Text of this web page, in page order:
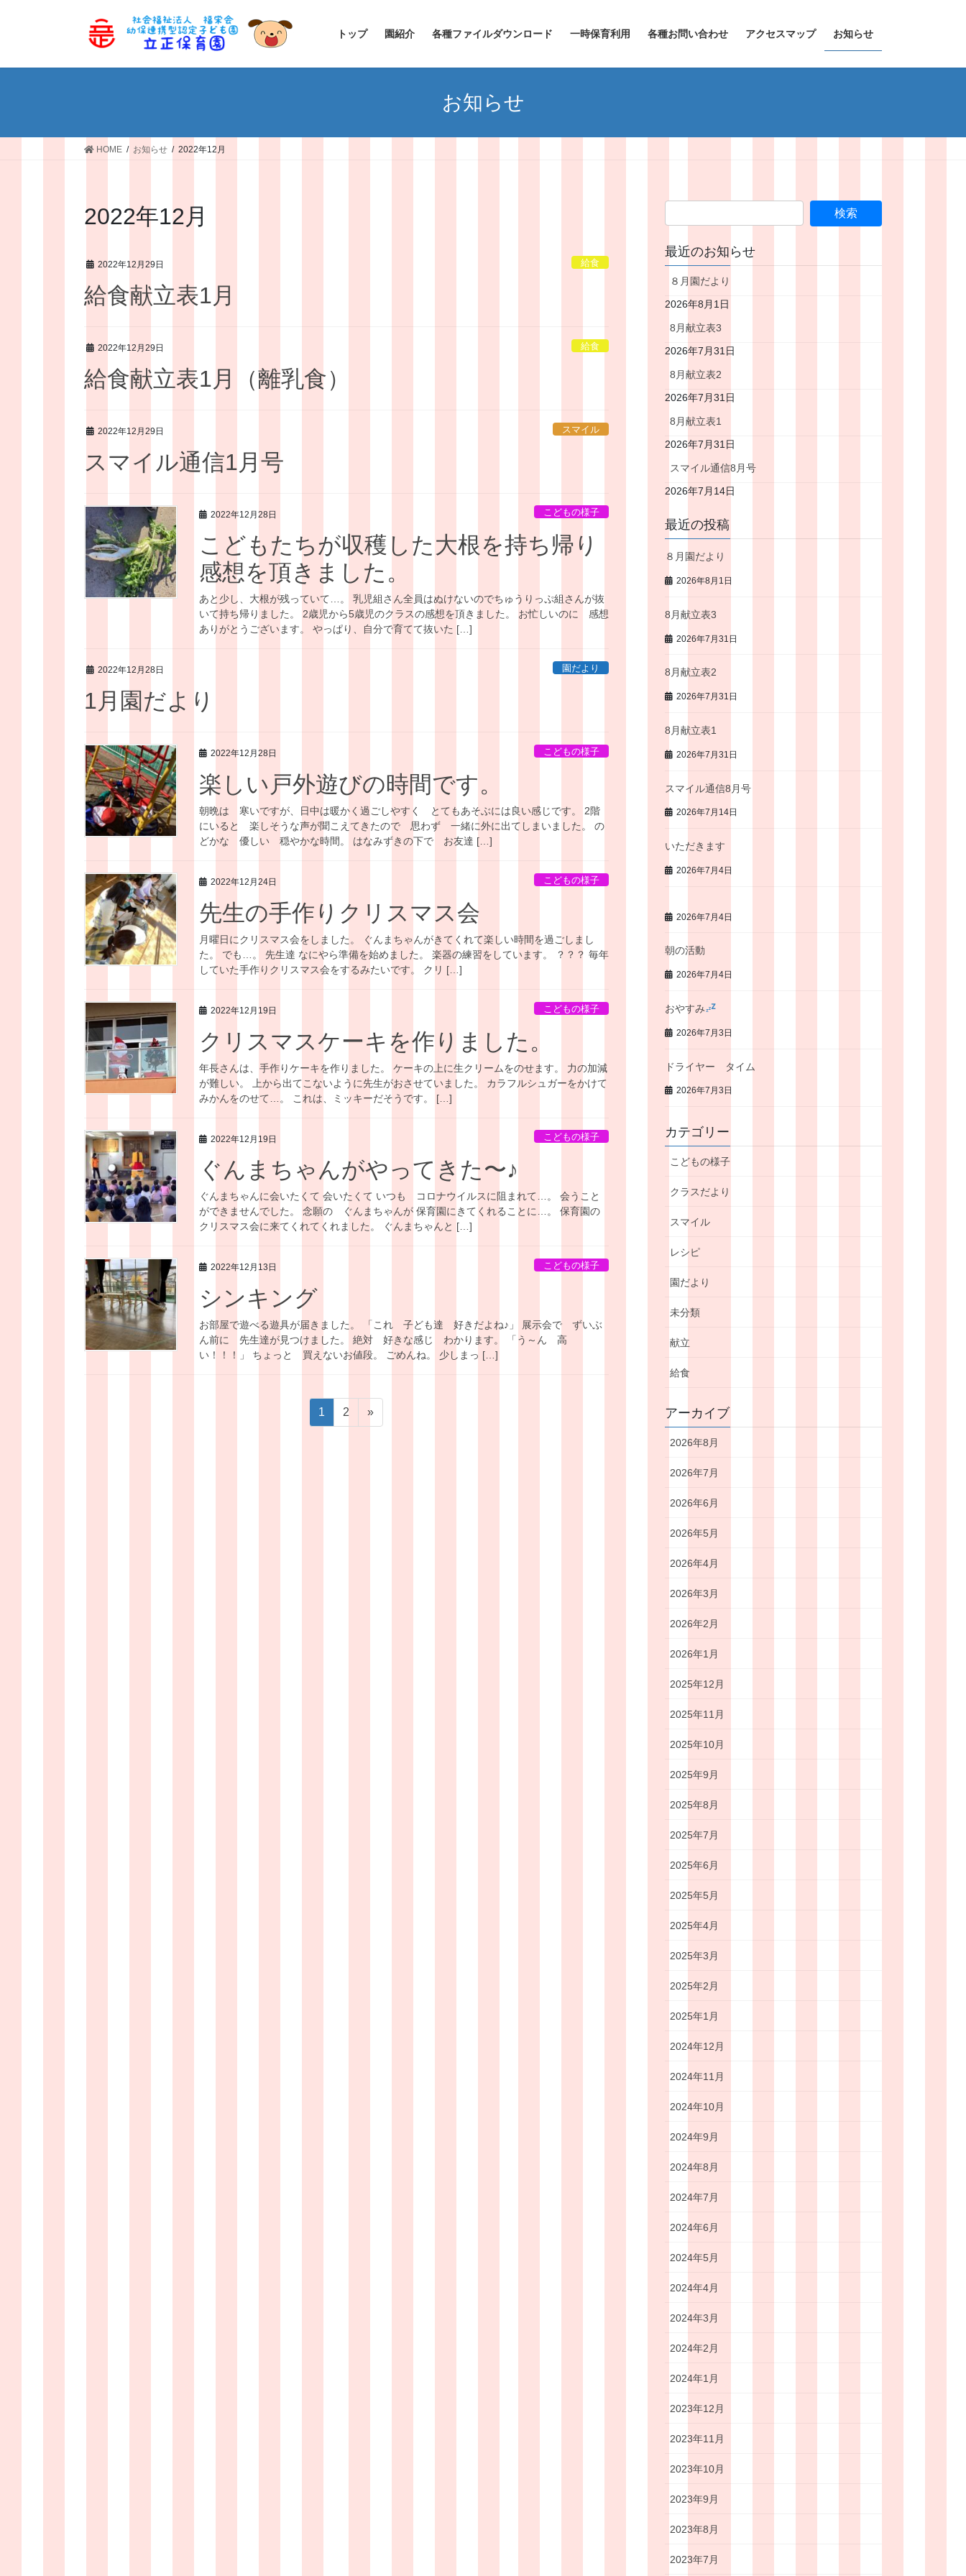
トップ 園紹介 各種ファイルダウンロード 一時保育利用 各種お問い合わせ アクセスマップ お知らせ
お知らせ
HOME お知らせ 2022年12月
2022年12月
2022年12月29日 給食
給食献立表1月
2022年12月29日 給食
給食献立表1月（離乳食）
2022年12月29日 スマイル
スマイル通信1月号
2022年12月28日 こどもの様子
こどもたちが収穫した大根を持ち帰り
感想を頂きました。
あと少し、大根が残っていて…。 乳児組さん全員はぬけないのでちゅうりっぷ組さんが抜
いて持ち帰りました。 2歳児から5歳児のクラスの感想を頂きました。 お忙しいのに 感想
ありがとうございます。 やっぱり、自分で育てて抜いた […]
2022年12月28日 園だより
1月園だより
2022年12月28日 こどもの様子
楽しい戸外遊びの時間です。
朝晩は 寒いですが、日中は暖かく過ごしやすく とてもあそぶには良い感じです。 2階
にいると 楽しそうな声が聞こえてきたので 思わず 一緒に外に出てしまいました。 の
どかな 優しい 穏やかな時間。 はなみずきの下で お友達 […]
2022年12月24日 こどもの様子
先生の手作りクリスマス会
月曜日にクリスマス会をしました。 ぐんまちゃんがきてくれて楽しい時間を過ごしまし
た。 でも…。 先生達 なにやら準備を始めました。 楽器の練習をしています。 ？？？ 毎年
していた手作りクリスマス会をするみたいです。 クリ […]
2022年12月19日 こどもの様子
クリスマスケーキを作りました。
年長さんは、手作りケーキを作りました。 ケーキの上に生クリームをのせます。 力の加減
が難しい。 上から出てこないように先生がおさせていました。 カラフルシュガーをかけて
みかんをのせて…。 これは、ミッキーだそうです。 […]
2022年12月19日 こどもの様子
ぐんまちゃんがやってきた〜♪
ぐんまちゃんに会いたくて 会いたくて いつも コロナウイルスに阻まれて…。 会うこと
ができませんでした。 念願の ぐんまちゃんが 保育園にきてくれることに…。 保育園の
クリスマス会に来てくれてくれました。 ぐんまちゃんと […]
2022年12月13日 こどもの様子
シンキング
お部屋で遊べる遊具が届きました。 「これ 子ども達 好きだよね♪」 展示会で ずいぶ
ん前に 先生達が見つけました。 絶対 好きな感じ わかります。 「う～ん 高
い！！！」 ちょっと 買えないお値段。 ごめんね。 少しまっ […]
固
定
1
固
定
2 »
最近のお知らせ
８月園だより
2026年8月1日
8月献立表3
2026年7月31日
8月献立表2
2026年7月31日
8月献立表1
2026年7月31日
スマイル通信8月号
2026年7月14日
最近の投稿
８月園だより
2026年8月1日
8月献立表3
2026年7月31日
8月献立表2
2026年7月31日
8月献立表1
2026年7月31日
スマイル通信8月号
2026年7月14日
いただきます
2026年7月4日
2026年7月4日
朝の活動
2026年7月4日
おやすみ
2026年7月3日
ドライヤー タイム
2026年7月3日
カテゴリー
こどもの様子
クラスだより
スマイル
レシピ
園だより
未分類
献立
給食
アーカイブ
2026年8月
2026年7月
2026年6月
2026年5月
2026年4月
2026年3月
2026年2月
2026年1月
2025年12月
2025年11月
2025年10月
2025年9月
2025年8月
2025年7月
2025年6月
2025年5月
2025年4月
2025年3月
2025年2月
2025年1月
2024年12月
2024年11月
2024年10月
2024年9月
2024年8月
2024年7月
2024年6月
2024年5月
2024年4月
2024年3月
2024年2月
2024年1月
2023年12月
2023年11月
2023年10月
2023年9月
2023年8月
2023年7月